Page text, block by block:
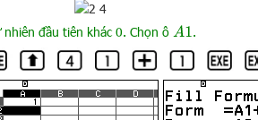
đầu tiên khác 0. Chọn ô A1 .